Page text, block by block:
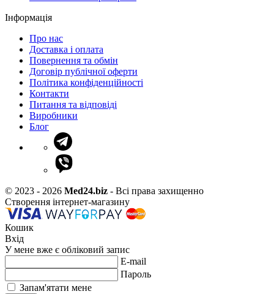
Інформація
Про нас
Доставка і оплата
Повернення та обмін
Договір публічної оферти
Політика конфіденційності
Контакти
Питання та відповіді
Виробники
Блог
© 2023 - 2026 Med24.biz - Всі права захищенно
Створення інтернет-магазину
Кошик
Вхід
У мене вже є обліковий запис
E-mail
Пароль
Запам'ятати мене